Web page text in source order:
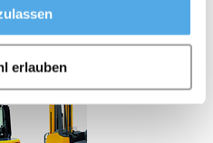
erlauben